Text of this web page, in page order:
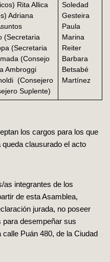
Rita Allica
Adriana
(Secretaria
(Secretaria
(Consejo
Ambroggi
(Consejero
Suplente)
Soledad
Gesteira
Paula
Marina
Reiter
Barbara
Betsabé
Martínez
los cargos para los que
clausurado el acto
as integrantes de los
de esta Asamblea,
jurada, no poseer
para desempeñar sus
Puán 480, de la Ciudad